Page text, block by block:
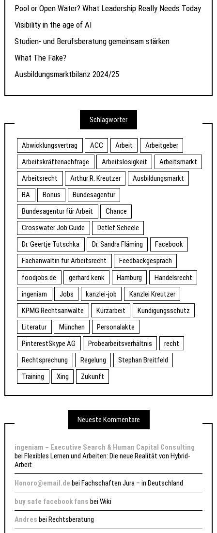
Pool or Open Water? What Leadership Really Needs Today
Visibility in the age of AI
Studien- und Berufsberatung gemeinsam stärken
What The Fake?
Ausbildungsmarktbilanz 2024/25
Schlagwörter
Abwicklungsvertrag ACC Arbeit
Arbeitgeber
Arbeitskräftenachfrage
Arbeitslosigkeit
Arbeitsmarkt
Arbeitsrecht
Arthur R. Kreutzer
Ausbildungsmarkt
BA
Bonus
Bundesagentur
Bundesagentur für Arbeit
Chance
Crosswater Job Guide
Detlef Scheele
Dr. Geertje Tutschka
Dr. Sandra Fläming
Facebook
Fachanwältin für Arbeitsrecht
Feedbackgespräch
foodjobs.de
gerhard kenk Hamburg
Handelsrecht
ingeniam
Jobs kanzlei-job
Kanzlei Kreutzer
KPMG Rechtsanwälte
Kurzarbeit
Kündigungsschutz
Literatur
München
Personalakte
PinterestSkype AG
Probearbeitsverhältnis
recht
Rechtsprechung
Regelung
Stephan Breitfeld
Training
Xing Zukunft
Neueste Kommentare
ingeniam – Executive Search & Human Capital Consulting
beiFlexibles Lernen und Arbeiten: Die neue Realität von Hybrid-
Arbeit
Honoro@email.de beiFachschaften Jura – in Deutschland
buy safe facebook fans beiWiki
Andres beiRechtsberatung